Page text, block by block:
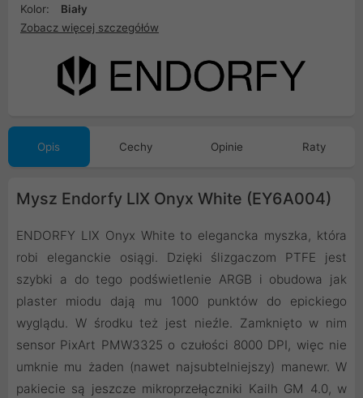
Kolor:
Biały
Zobacz więcej szczegółów
Opis Cechy Opinie Raty
Mysz Endorfy LIX Onyx White (EY6A004)
ENDORFY LIX Onyx White to elegancka myszka, która
robi eleganckie osiągi. Dzięki ślizgaczom PTFE jest
szybki a do tego podświetlenie ARGB i obudowa jak
plaster miodu dają mu 1000 punktów do epickiego
wyglądu. W środku też jest nieźle. Zamknięto w nim
sensor PixArt PMW3325 o czułości 8000 DPI, więc nie
umknie mu żaden (nawet najsubtelniejszy) manewr. W
pakiecie są jeszcze mikroprzełączniki Kailh GM 4.0, w